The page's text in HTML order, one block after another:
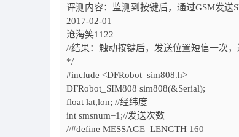
评测内容：监测到按键后，通过GSM发送
2017-02-01
沧海笑1122
//结果：触动按键后，发送位置短信一次
*/
#include <DFRobot_sim808.h>
DFRobot_SIM808 sim808(&Serial);
float lat,lon; //经纬度
int smsnum=1;//发送次数
//#define MESSAGE_LENGTH 160